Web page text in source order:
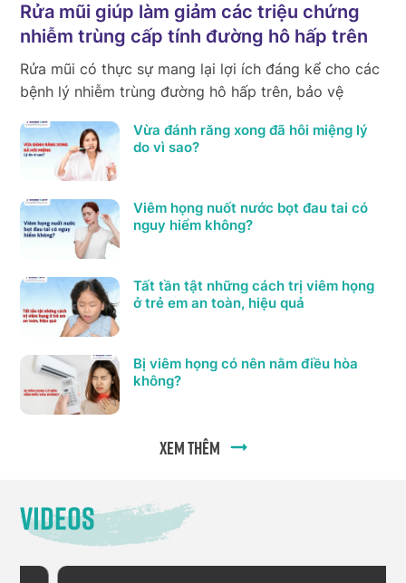
Rửa mũi giúp làm giảm các triệu chứng
nhiễm trùng cấp tính đường hô hấp trên
Rửa mũi có thực sự mang lại lợi ích đáng kể cho các
bệnh lý nhiễm trùng đường hô hấp trên, bảo vệ
Vừa đánh răng xong đã hôi miệng lý
do vì sao?
Viêm họng nuốt nước bọt đau tai có
nguy hiểm không?
Tất tần tật những cách trị viêm họng
ở trẻ em an toàn, hiệu quả
Bị viêm họng có nên nằm điều hòa
không?
Xem thêm
Videos